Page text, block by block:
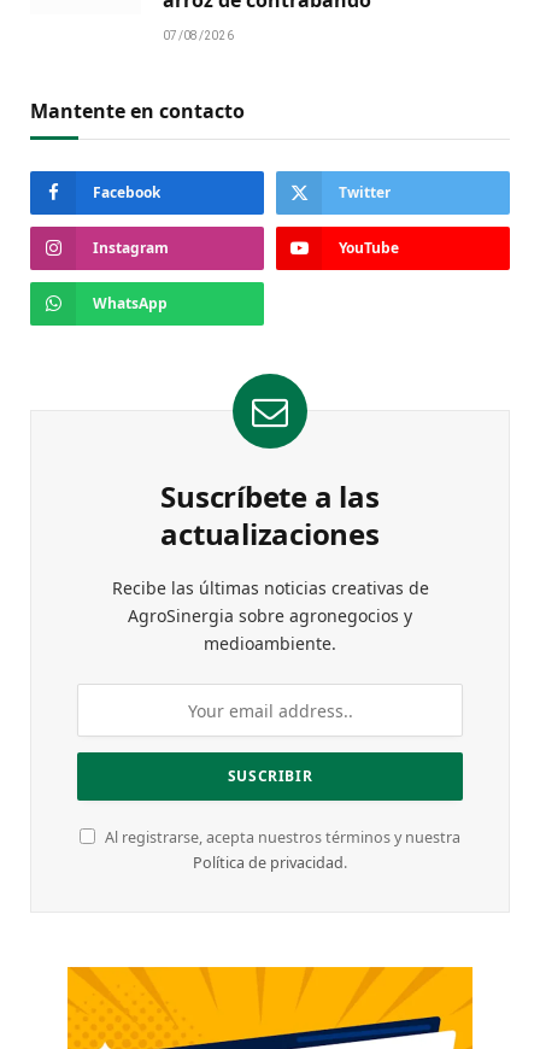
07/08/2026
Mantente en contacto
Facebook Twitter
Instagram YouTube
WhatsApp
Suscríbete a las
actualizaciones
Recibe las últimas noticias creativas de
AgroSinergia sobre agronegocios y
medioambiente.
Al registrarse, acepta nuestros términos y nuestra
Política de privacidad.